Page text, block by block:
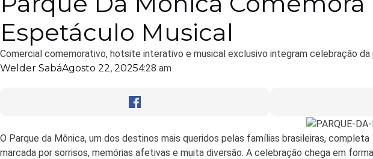
Espetáculo Musical
Comercial comemorativo, hotsite interativo e musical exclusivo integram celebração
Welder SabáAgosto 22, 20254:28 am
O Parque da Mônica, um dos destinos mais queridos pelas famílias brasileiras,
marcada por sorrisos, memórias afetivas e muita diversão. A celebração chega em